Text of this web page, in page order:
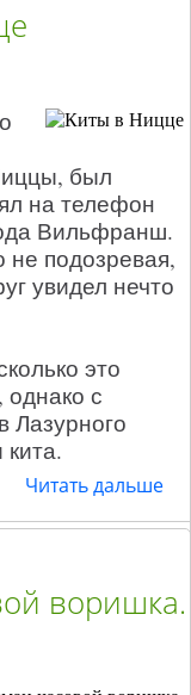
был
на телефон
Вильфранш.
не подозревая,
увидел нечто
это
с
Лазурного
Читать дальше
воришка.